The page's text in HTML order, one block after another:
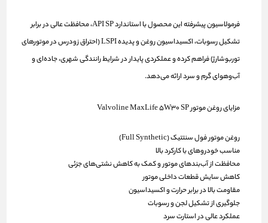
فرمولاسیون پیشرفته این محصول با استانداردAPI SP، محافظت عالی در برابر
تشکیل رسوبات، اکسیداسیون روغن و پدیدهLSPI(احتراق زودرس در موتورهای
توربوشارژ) فراهم کرده و عملکردی پایدار در شرایط رانندگی شهری، جاده‌ای و
آب‌وهوای گرم و سرد ارائه می‌دهد.
مزایای روغن موتور Valvoline MaxLife 5W30 SP
روغن موتور فول سنتتیک (Full Synthetic)
مناسب خودروهای با کارکرد بالا
محافظت از آب‌بندهای موتور و کمک به کاهش نشتی‌های جزئی
کاهش سایش قطعات داخلی موتور
مقاومت بالا در برابر حرارت و اکسیداسیون
جلوگیری از تشکیل لجن و رسوبات
عملکرد عالی در استارت سرد